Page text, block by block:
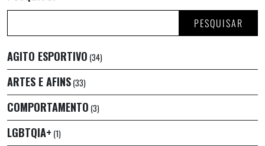
PESQUISAR
AGITO ESPORTIVO (34)
ARTES E AFINS(33)
COMPORTAMENTO (3)
LGBTQIA+ (1)